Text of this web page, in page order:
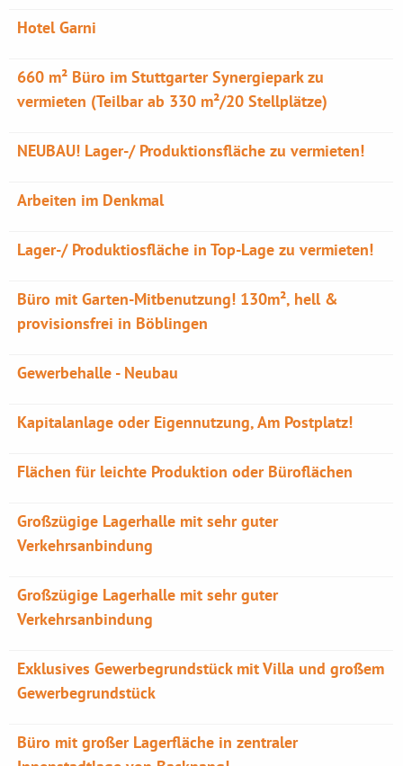
Hotel Garni
660 m² Büro im Stuttgarter Synergiepark zu
vermieten (Teilbar ab 330 m²/20 Stellplätze)
NEUBAU! Lager-/ Produktionsfläche zu vermieten!
Arbeiten im Denkmal
Lager-/ Produktiosfläche in Top-Lage zu vermieten!
Büro mit Garten-Mitbenutzung! 130m², hell &
provisionsfrei in Böblingen
Gewerbehalle - Neubau
Kapitalanlage oder Eigennutzung, Am Postplatz!
Flächen für leichte Produktion oder Büroflächen
Großzügige Lagerhalle mit sehr guter
Verkehrsanbindung
Großzügige Lagerhalle mit sehr guter
Verkehrsanbindung
Exklusives Gewerbegrundstück mit Villa und großem
Gewerbegrundstück
Büro mit großer Lagerfläche in zentraler